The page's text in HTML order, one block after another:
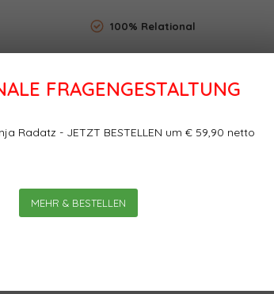
FRAGENGESTALTUNG
Radatz - JETZT BESTELLEN um € 59,90 netto
MEHR & BESTELLEN
100% Relational
ja: Wie
und
0Sterne, basierend auf